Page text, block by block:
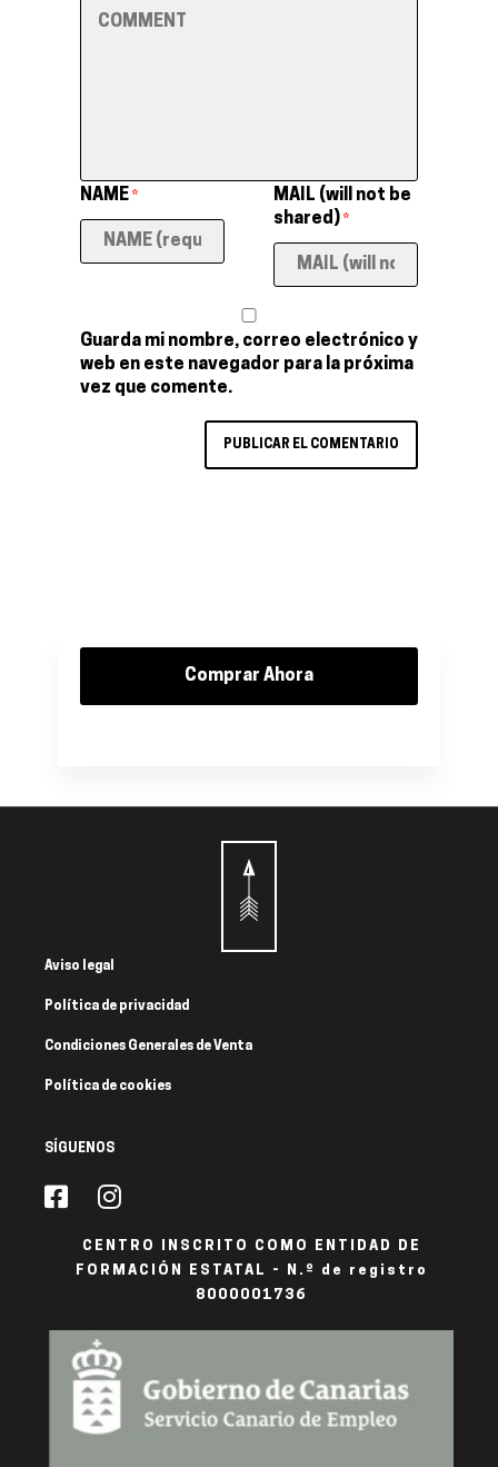
NAME *
MAIL (will not be
shared) *
Guarda mi nombre, correo electrónico y
web en este navegador para la próxima
vez que comente.
Comprar Ahora
Aviso legal
Política de privacidad
Condiciones Generales de Venta
Política de cookies
SÍGUENOS
CENTRO INSCRITO COMO ENTIDAD DE
FORMACIÓN ESTATAL - N.º de registro
8000001736